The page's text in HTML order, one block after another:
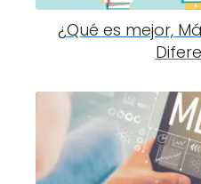
¿Qué es mejor,